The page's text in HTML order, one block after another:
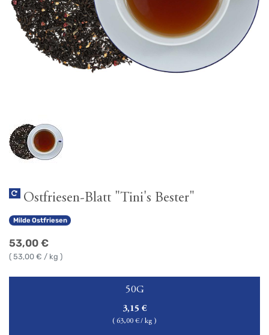
Ostfriesen-Blatt "Tini's Bester"
Milde Ostfriesen
53,00 €
( 53,00 € / kg )
50G
3,15 €
( 63,00 € / kg )